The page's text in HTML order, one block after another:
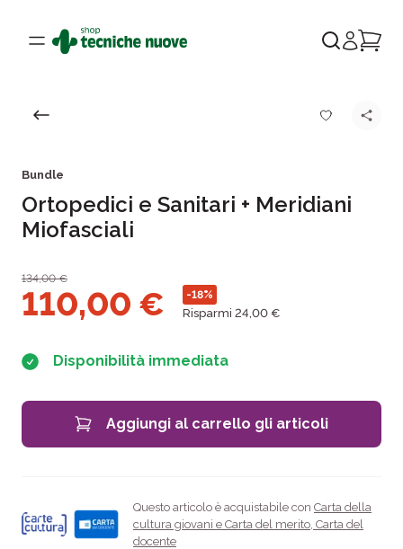
Bundle
Ortopedici e Sanitari + Meridiani
Miofasciali
134,00€
110,00 € -18%
Risparmi 24,00 €
Disponibilità immediata
Aggiungi al carrello gli articoli
Questo articolo è acquistabile con Carta della
cultura giovani e Carta del merito, Carta del
docente